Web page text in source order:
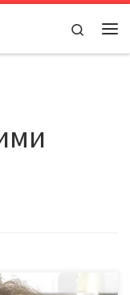
Search